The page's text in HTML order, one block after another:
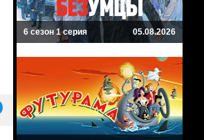
6 сезон 1 серия 05.08.2026